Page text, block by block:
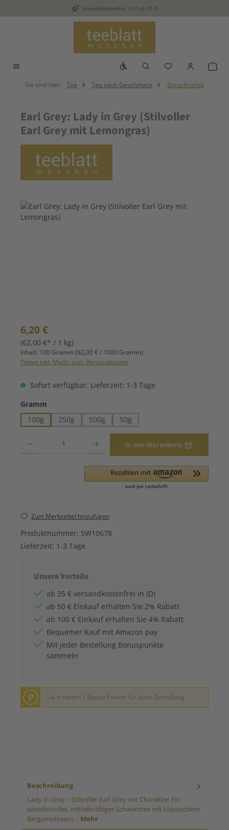
Zum Hauptinhalt springenVersandkostenfrei in D ab 35 €
Werkzeugleiste anzeigen
Du hast 0
Sie sind hier: Tee Tee nach Geschmack Zitrusfrüchte
Earl Grey: Lady in Grey (Stilvoller
Earl Grey mit Lemongras)
Bildergalerie überspringen
Regulärer Preis:
6,20 €
(62,00 €* / 1 kg)
Inhalt: 100 Gramm (62,00 € / 1000 Gramm)
Preise inkl. MwSt. zzgl. Versandkosten
Sofort verfügbar, Lieferzeit: 1-3 Tage
Gramm
100g
250g 500g 50g
In den Warenkorb
Zum Merkzettel hinzufügen
Produktnummer: SW10678
Lieferzeit: 1-3 Tage
Unsere Vorteile
ab 35 € versandkostenfrei in (D)
ab 50 € Einkauf erhalten Sie 2% Rabatt
ab 100 € Einkauf erhalten Sie 4% Rabatt
Bequemer Kauf mit Amazon pay
Mit jeder Bestellung Bonuspunkte
sammeln
P Sie erhalten 1 Bonus Punkte für diese Bestellung
Beschreibung
Lady in Grey – Stilvoller Earl Grey mit Charakter Ein
wundervoller, mittelkräftiger Schwarztee mit klassischem
Bergamottearo… Mehr